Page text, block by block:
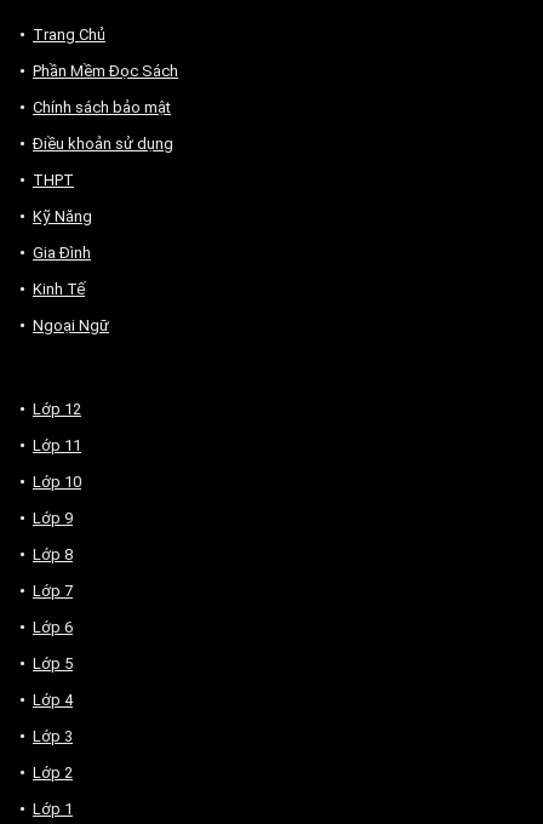
Trang Chủ
Phần Mềm Đọc Sách
Chính sách bảo mật
Điều khoản sử dụng
THPT
Kỹ Năng
Gia Đình
Kinh Tế
Ngoại Ngữ
Lớp 12
Lớp 11
Lớp 10
Lớp 9
Lớp 8
Lớp 7
Lớp 6
Lớp 5
Lớp 4
Lớp 3
Lớp 2
Lớp 1